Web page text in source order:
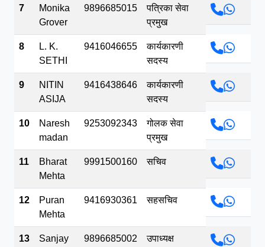
7
Monika
Grover
9896685015
पत्रिका सेवा
प्रमुख
8
L. K.
SETHI
9416046655
कार्यकारणी
सदस्य
9
NITIN
ASIJA
9416438646
कार्यकारणी
सदस्य
10
Naresh
madan
9253092343
गोलक सेवा
प्रमुख
11
Bharat
Mehta
9991500160 सचिव
12
Puran
Mehta
9416930361 सहसचिव
13 Sanjay 9896685002 उपाध्यक्ष